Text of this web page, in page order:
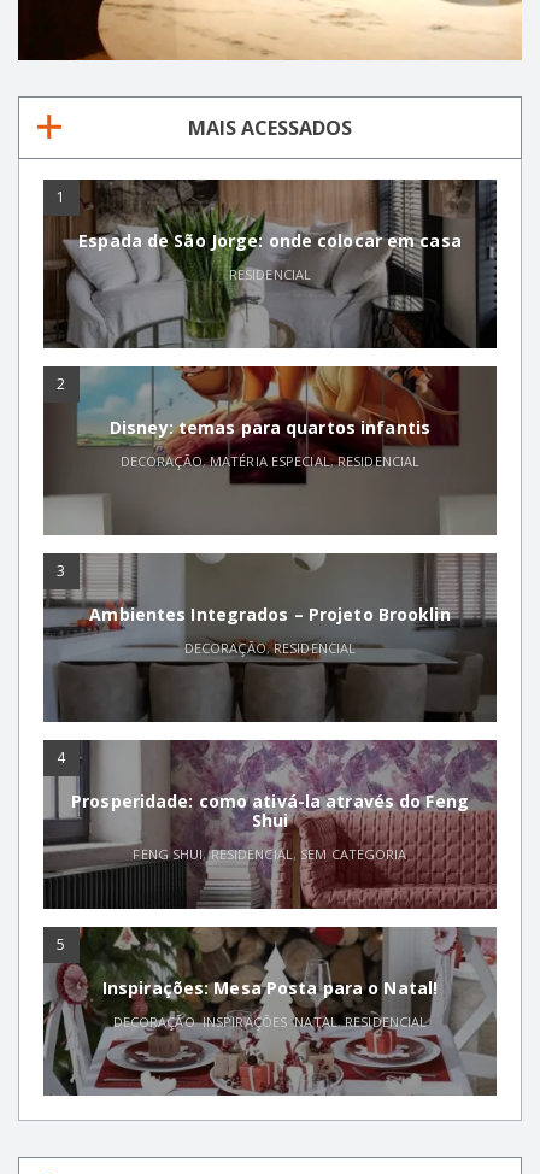
MAIS ACESSADOS
1
Espada de São Jorge: onde colocar em casa
RESIDENCIAL
2
Disney: temas para quartos infantis
DECORAÇÃO,MATÉRIA ESPECIAL,RESIDENCIAL
3
Ambientes Integrados – Projeto Brooklin
DECORAÇÃO,RESIDENCIAL
4
Prosperidade: como ativá-la através do Feng
Shui
FENG SHUI,RESIDENCIAL ,SEM CATEGORIA
5
Inspirações: Mesa Posta para o Natal!
DECORAÇÃO,INSPIRAÇÕES ,NATAL,RESIDENCIAL